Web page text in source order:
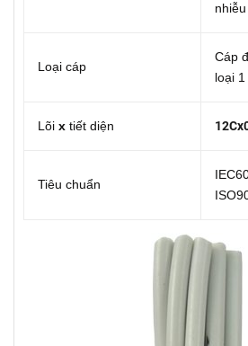
Loại cáp
Cáp
loại
Lõi x tiết diện
Tiêu chuẩn